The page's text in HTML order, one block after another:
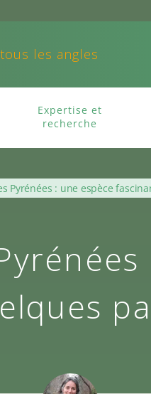
les angles
Expertise et
recherche
Pyrénées : une espèce